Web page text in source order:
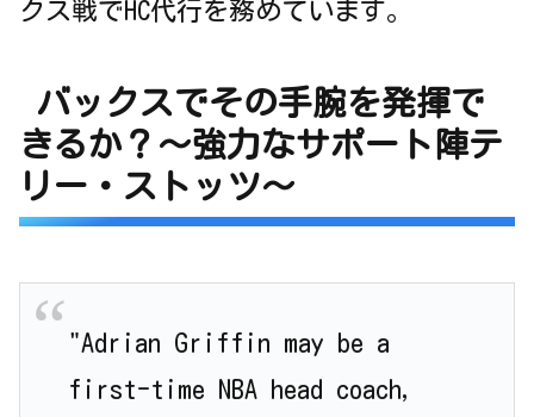
クス戦でHC代行を務めています。
バックスでその手腕を発揮で
きるか？～強力なサポート陣テ
リー・ストッツ～
"Adrian Griffin may be a
first-time NBA head coach,